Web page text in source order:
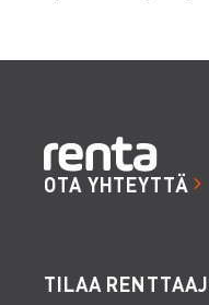
OTA YHTEYTTÄ
TILAA